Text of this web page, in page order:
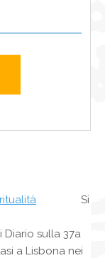
Si
sulla 37a
a Lisbona nei